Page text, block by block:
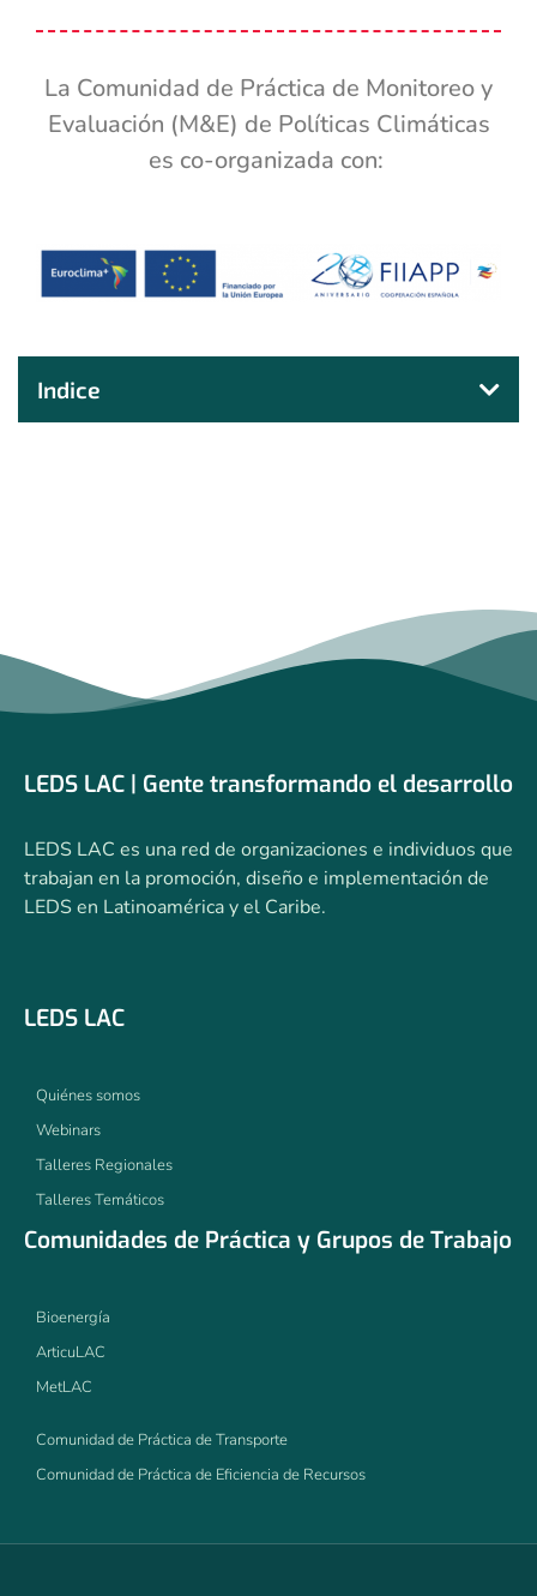
La Comunidad de Práctica de Monitoreo y
Evaluación (M&E) de Políticas Climáticas
es co-organizada con:
Indice
LEDS LAC | Gente transformando el desarrollo
LEDS LAC es una red de organizaciones e individuos que
trabajan en la promoción, diseño e implementación de
LEDS en Latinoamérica y el Caribe.
LEDS LAC
Quiénes somos
Webinars
Talleres Regionales
Talleres Temáticos
Comunidades de Práctica y Grupos de Trabajo
Bioenergía
ArticuLAC
MetLAC
Comunidad de Práctica de Transporte
Comunidad de Práctica de Eficiencia de Recursos